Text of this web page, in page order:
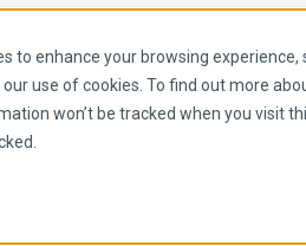
to enhance your browsing
use of cookies. To find out more
won’t be tracked when you visit